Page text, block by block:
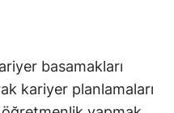
basamakları
kariyer planlamaları